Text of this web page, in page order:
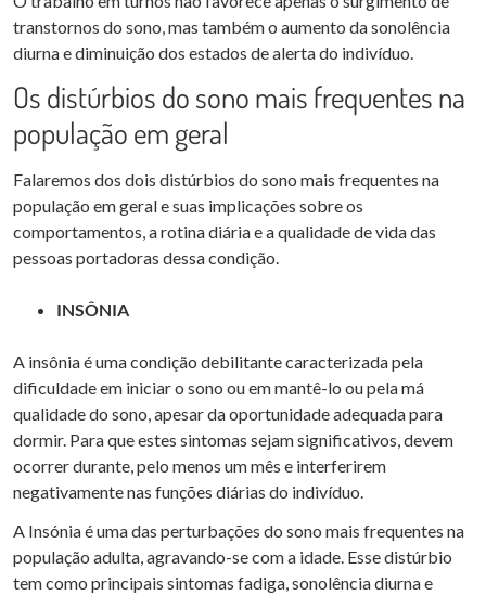
transtornos do sono, mas também o aumento da sonolência
diurna e diminuição dos estados de alerta do indivíduo.
Os distúrbios do sono mais frequentes na
população em geral
Falaremos dos dois distúrbios do sono mais frequentes na
população em geral e suas implicações sobre os
comportamentos, a rotina diária e a qualidade de vida das
pessoas portadoras dessa condição.
INSÔNIA
A insônia é uma condição debilitante caracterizada pela
dificuldade em iniciar o sono ou em mantê-lo ou pela má
qualidade do sono, apesar da oportunidade adequada para
dormir. Para que estes sintomas sejam significativos, devem
ocorrer durante, pelo menos um mês e interferirem
negativamente nas funções diárias do indivíduo.
A Insónia é uma das perturbações do sono mais frequentes na
população adulta, agravando-se com a idade. Esse distúrbio
tem como principais sintomas fadiga, sonolência diurna e